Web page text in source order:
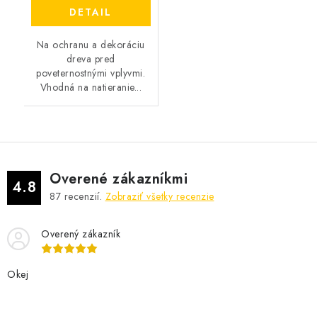
DETAIL
Na ochranu a dekoráciu
dreva pred
poveternostnými vplyvmi.
Vhodná na natieranie...
4.8 Overené zákazníkmi
87 recenzií. Zobraziť všetky recenzie
Overený zákazník
Okej